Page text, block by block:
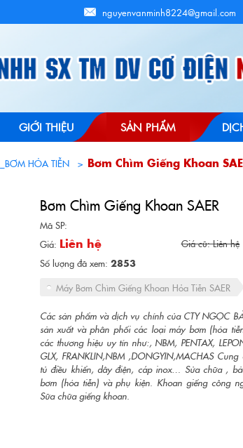
nguyenvanminh8224@gmail.com
GIỚI THIỆU SẢN PHẨM
HỎA TIỄN Bơm Chìm Giếng Khoan
Bơm Chìm Giếng Khoan SAER
Mã SP:
Giá: Liên hệ
Giá cũ: Liên hệ
Số lượng đã xem: 2853
Máy Bơm Chìm Giếng Khoan Hỏa Tiễn SAER
Các sản phẩm và dịch vụ chính của CTY NGỌC
sản xuất và phân phối các loại máy bơm (hỏa
các thương hiệu uy tín như:, NBM, PENTAX,
GLX, FRANKLIN,NBM ,DONGYIN,MACHAS
tủ điều khiển, dây điện, cáp inox… Sửa chữa ,
bơm (hỏa tiễn) và phụ kiện. Khoan giếng công
Sữa chữa giếng khoan.